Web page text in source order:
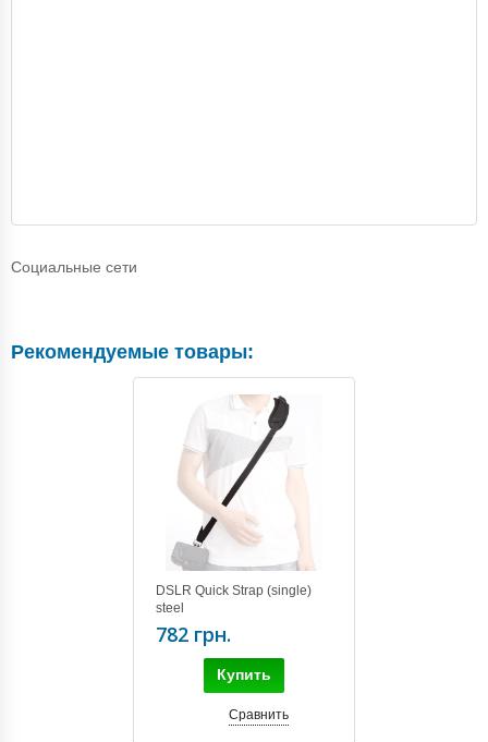
Социальные сети
Рекомендуемые товары:
DSLR Quick Strap (single)
steel
782 грн.
Купить
Сравнить